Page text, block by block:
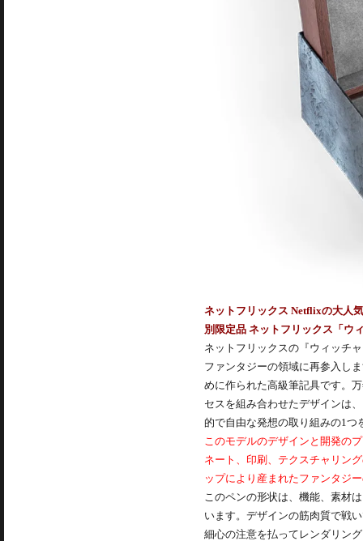
ネットフリックス Netflixの大人
別限定品 ネットフリックス「ウ
ネットフリックスの『ウィッチ
ファンタジーの領域に再参入し
めに作られた高級筆記具です。
セスを組み合わせたデザインは
的で自由な発想の取り組みの1つ
このモデルのデザインと開発の
ネート、印刷、テクスチャリン
ップにより産まれたファンタジ
このペンの形状は、機能、素材
います。デザインの筋肉質で戦
細心の注意を払ってレンダリン